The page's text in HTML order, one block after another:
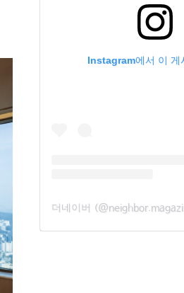
Instagram에서 이 게
더네이버